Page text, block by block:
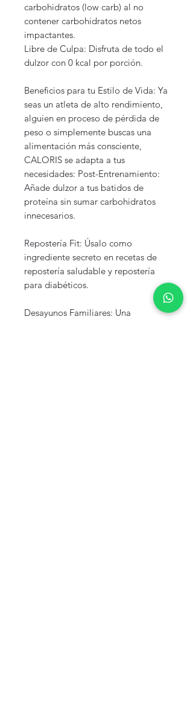
carbohidratos (low carb) al no
contener carbohidratos netos
impactantes.
Libre de Culpa: Disfruta de todo el
dulzor con 0 kcal por porción.
Beneficios para tu Estilo de Vida: Ya
seas un atleta de alto rendimiento,
alguien en proceso de pérdida de
peso o simplemente buscas una
alimentación más consciente,
CALORIS se adapta a tus
necesidades: Post-Entrenamiento:
Añade dulzor a tus batidos de
proteína sin sumar carbohidratos
innecesarios.
Repostería Fit: Úsalo como
ingrediente secreto en recetas de
repostería saludable y repostería
para diabéticos.
Desayunos Familiares: Una